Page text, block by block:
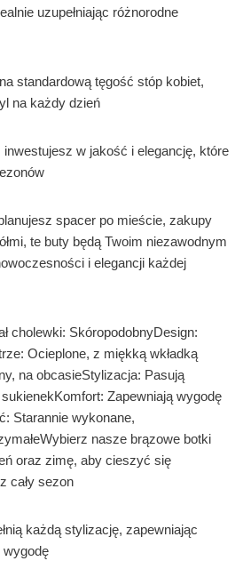
uzupełniając różnorodne
standardową tęgość stóp kobiet,
na każdy dzień
w jakość i elegancję, które
spacer po mieście, zakupy
te buty będą Twoim niezawodnym
i elegancji każdej
cholewki: SkóropodobnyDesign:
Ocieplone, z miękką wkładką
na obcasieStylizacja: Pasują
Zapewniają wygodę
Starannie wykonane,
nasze brązowe botki
oraz zimę, aby cieszyć się
cały sezon
każdą stylizację, zapewniając
wygodę